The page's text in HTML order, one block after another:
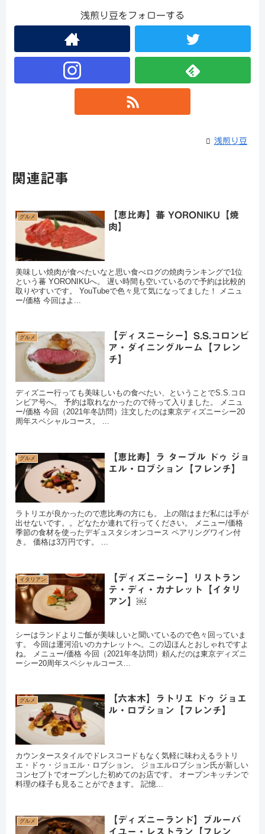
浅煎り豆をフォローする
浅煎り豆
関連記事
グルメ
【恵比寿】蕃 YORONIKU【焼
肉】
美味しい焼肉が食べたいなと思い食べログの焼肉ランキングで1位
という蕃 YORONIKUへ。 遅い時間も空いているので予約は比較的
取りやすいです。 YouTubeで色々見て気になってました！ メニュ
ー/価格 今回はよ...
グルメ
【ディスニーシー】S.S.コロンビ
ア・ダイニングルーム【フレン
チ】
ディズニー行っても美味しいもの食べたい、ということでS.S.コロ
ンビア号へ。 予約は取れなかったので待って入りました。 メニュ
ー/価格 今回（2021年冬訪問）注文したのは東京ディズニーシー20
周年スペシャルコース。 ...
グルメ
【恵比寿】ラ ターブル ドゥ ジョ
エル・ロブション【フレンチ】
ラトリエが良かったので恵比寿の方にも。 上の階はまだ私には手が
出せないです。。どなたか連れて行ってください。 メニュー/価格
季節の食材を使ったデギュスタシオンコース ペアリングワイン付
き。 価格は3万円です。 ...
イタリアン
【ディズニーシー】リストラン
テ・ディ・カナレット【イタリ
アン】￼
シーはランドよりご飯が美味しいと聞いているので色々回っていま
す。 今回は運河沿いのカナレットへ。この辺ほんとおしゃれですよ
ね。 メニュー/価格 今回（2021年冬訪問）頼んだのは東京ディズニ
ーシー20周年スペシャルコース...
グルメ
【六本木】ラトリエ ドゥ ジョエ
ル・ロブション【フレンチ】
カウンタースタイルでドレスコードもなく気軽に味わえるラトリ
エ・ドゥ・ジョエル・ロブション。 ジョエルロブション氏が新しい
コンセプトでオープンした初めてのお店です。 オープンキッチンで
料理の様子も見ることができます。 記憶...
グルメ
【ディズニーランド】ブルーバ
イユー・レストラン【フレン